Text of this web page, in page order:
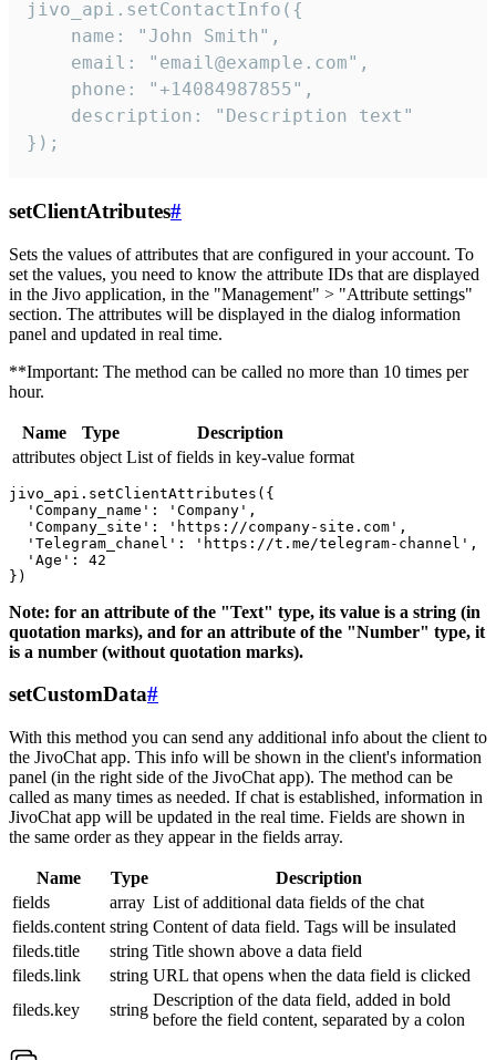
jivo_api.setContactInfo({
    name: "John Smith",
    email: "email@example.com",
    phone: "+14084987855",
    description: "Description text"
});
setClientAtributes#
Sets the values ​​of attributes that are configured in your account. To
set the values, you need to know the attribute IDs that are displayed
in the Jivo application, in the "Management" > "Attribute settings"
section. The attributes will be displayed in the dialog information
panel and updated in real time.
**Important: The method can be called no more than 10 times per
hour.
Name Type
Description
attributes object List of fields in key-value format
jivo_api.setClientAttributes({
  'Company_name': 'Company',
  'Company_site': 'https://company-site.com',
  'Telegram_chanel': 'https://t.me/telegram-channel',
  'Age': 42
Note: for an attribute of the "Text" type, its value is a string (in
quotation marks), and for an attribute of the "Number" type, it
is a number (without quotation marks).
setCustomData#
With this method you can send any additional info about the client to
the JivoChat app. This info will be shown in the client's information
panel (in the right side of the JivoChat app). The method can be
called as many times as needed. If chat is established, information in
JivoChat app will be updated in the real time. Fields are shown in
the same order as they appear in the fields array.
Name Type
Description
fields
array List of additional data fields of the chat
fields.content string Content of data field. Tags will be insulated
fileds.title
string Title shown above a data field
fileds.link
string URL that opens when the data field is clicked
fileds.key
string
Description of the data field, added in bold
before the field content, separated by a colon